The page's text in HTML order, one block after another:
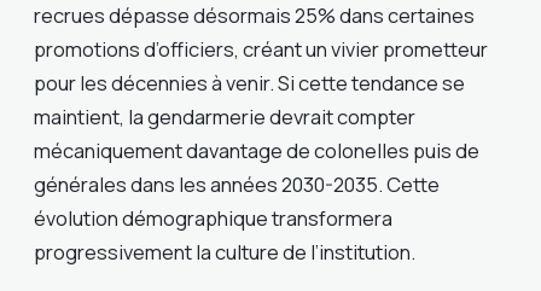
recrues dépasse désormais 25% dans certaines
promotions d’officiers, créant un vivier prometteur
pour les décennies à venir. Si cette tendance se
maintient, la gendarmerie devrait compter
mécaniquement davantage de colonelles puis de
générales dans les années 2030-2035. Cette
évolution démographique transformera
progressivement la culture de l’institution.